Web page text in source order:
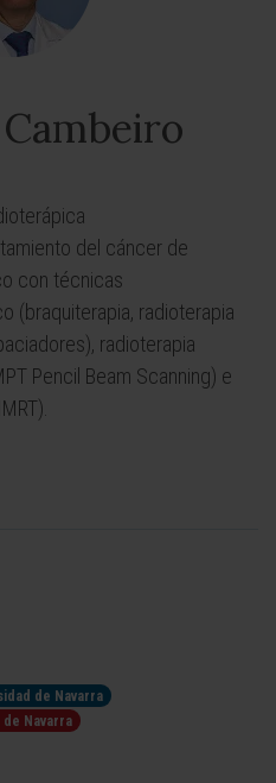
del cáncer de
con técnicas
(braquiterapia, radioterapia
radioterapia
Pencil Beam Scanning) e
de Navarra
Navarra